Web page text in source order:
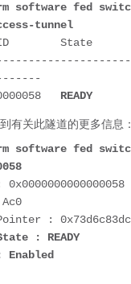
software fed
tunnel
State
  READY
有关此隧道的更多信息：
software fed
:
: READY